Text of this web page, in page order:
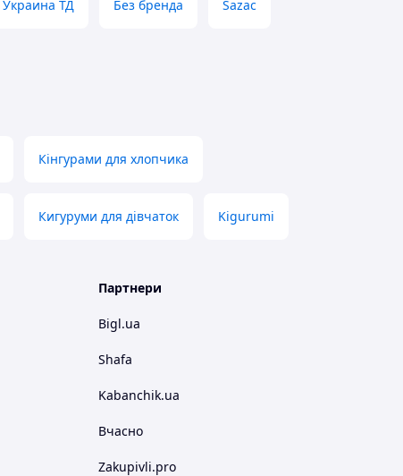
Украина ТД Без бренда Sazac
Кінгурами для хлопчика
Кигуруми для дівчаток Kigurumi
Партнери
Bigl.ua
Shafa
Kabanchik.ua
Вчасно
Zakupivli.pro